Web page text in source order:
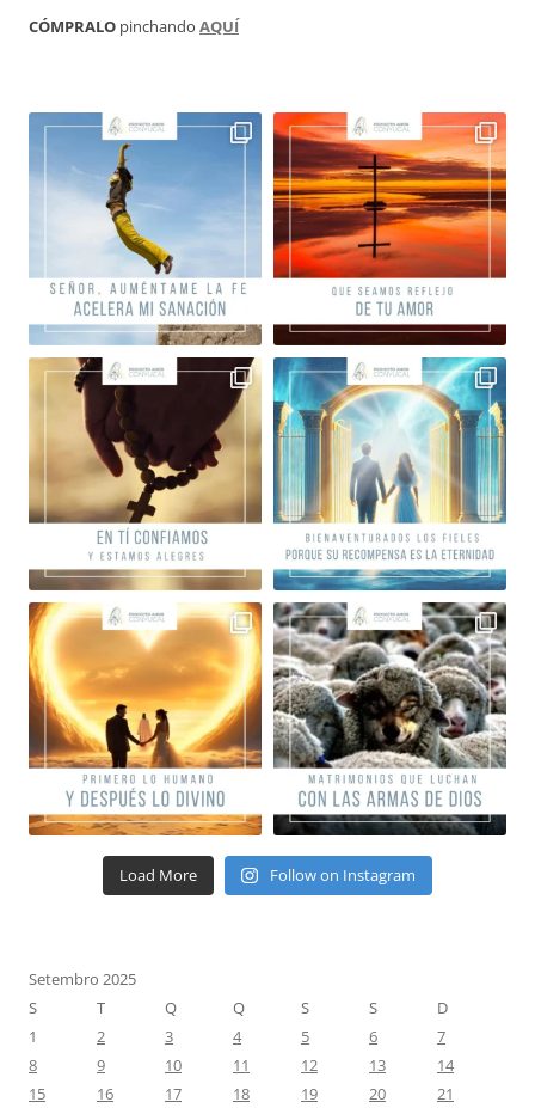
CÓMPRALO pinchando AQUÍ
Load More Follow on Instagram
Setembro 2025
S
T Q Q S S
D
1
2 3 4 5 6
7
8
9 10 11 12 13
14
15
16 17 18 19 20 21